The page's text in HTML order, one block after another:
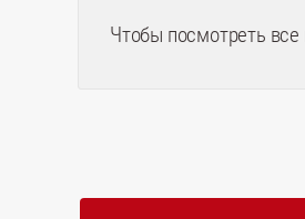
Чтобы посмотреть